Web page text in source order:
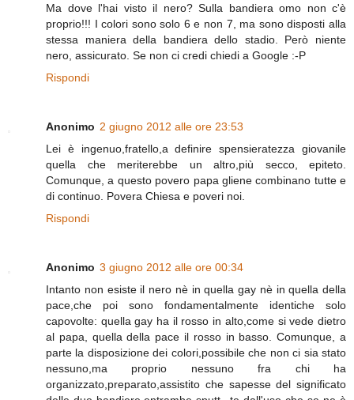
Ma dove l'hai visto il nero? Sulla bandiera omo non c'è
proprio!!! I colori sono solo 6 e non 7, ma sono disposti alla
stessa maniera della bandiera dello stadio. Però niente
nero, assicurato. Se non ci credi chiedi a Google :-P
Rispondi
Anonimo 2 giugno 2012 alle ore 23:53
Lei è ingenuo,fratello,a definire spensieratezza giovanile
quella che meriterebbe un altro,più secco, epiteto.
Comunque, a questo povero papa gliene combinano tutte e
di continuo. Povera Chiesa e poveri noi.
Rispondi
Anonimo 3 giugno 2012 alle ore 00:34
Intanto non esiste il nero nè in quella gay nè in quella della
pace,che poi sono fondamentalmente identiche solo
capovolte: quella gay ha il rosso in alto,come si vede dietro
al papa, quella della pace il rosso in basso. Comunque, a
parte la disposizione dei colori,possibile che non ci sia stato
nessuno,ma proprio nessuno fra chi ha
organizzato,preparato,assistito che sapesse del significato